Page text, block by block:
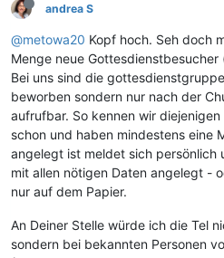
andrea S
@metowa20 Kopf hoch. Seh doch
Menge neue
Bei uns sind die
beworben sondern nur nach der
aufrufbar. So kennen wir
schon und haben mindestens eine
angelegt ist meldet sich persönlich
mit allen nötigen Daten angelegt -
nur auf dem Papier.
An Deiner Stelle würde ich die Tel
sondern bei bekannten Personen